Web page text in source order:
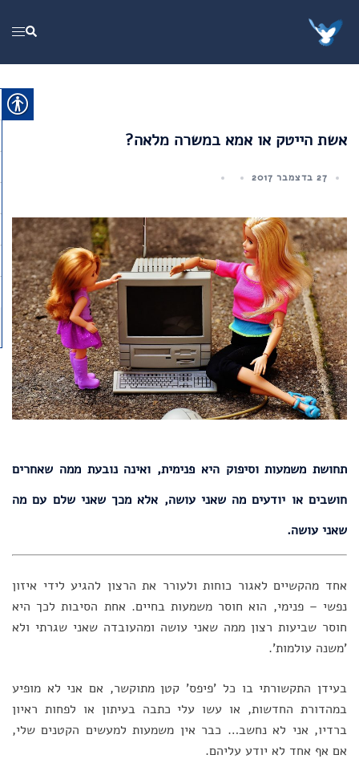
content
Search
אשת הייטק או אמא במשרה מלאה?
27 בדצמבר 2017
תחושת משמעות וסיפוק היא פנימית, ואינה נובעת ממה שאחרים
חושבים או יודעים מה שאני עושה, אלא מכך שאני שלם עם מה
שאני עושה.
אחד מהקשיים לאגור כוחות ולעורר את הרצון להגיע לידי איזון
נפשי – פנימי, הוא חוסר משמעות בחיים. אחת הסיבות לכך היא
חוסר שביעות רצון ממה שאני עושה ומהעובדה שאני שגרתי ולא
'משנה עולמות'.
בעידן התקשורתי בו כל 'פיפס' קטן מתוקשר, אם אני לא מופיע
במהדורת החדשות, או עשו עלי כתבה בעיתון או לפחות ראיון
ברדיו, אני לא נחשב… כבר אין משמעות למעשים הקטנים שלי,
אם אף אחד לא יודע עליהם.